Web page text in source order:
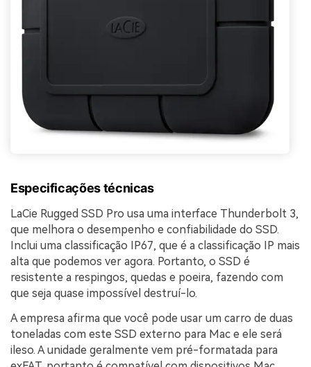
Especificações técnicas
LaCie Rugged SSD Pro usa uma interface Thunderbolt 3,
que melhora o desempenho e confiabilidade do SSD.
Inclui uma classificação IP67, que é a classificação IP mais
alta que podemos ver agora. Portanto, o SSD é
resistente a respingos, quedas e poeira, fazendo com
que seja quase impossível destruí-lo.
A empresa afirma que você pode usar um carro de duas
toneladas com este SSD externo para Mac e ele será
ileso. A unidade geralmente vem pré-formatada para